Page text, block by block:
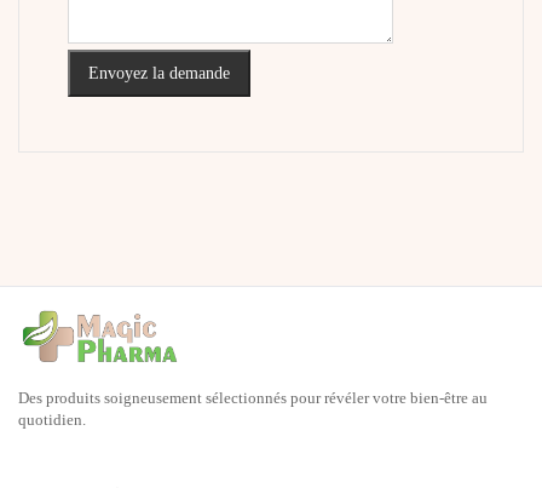
Envoyez la demande
Des produits soigneusement sélectionnés pour révéler votre bien-être au
quotidien.